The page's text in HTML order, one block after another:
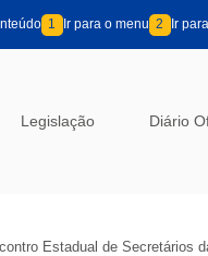
1 Ir para o menu 2 Ir
Legislação Diário
Estadual de Secretários